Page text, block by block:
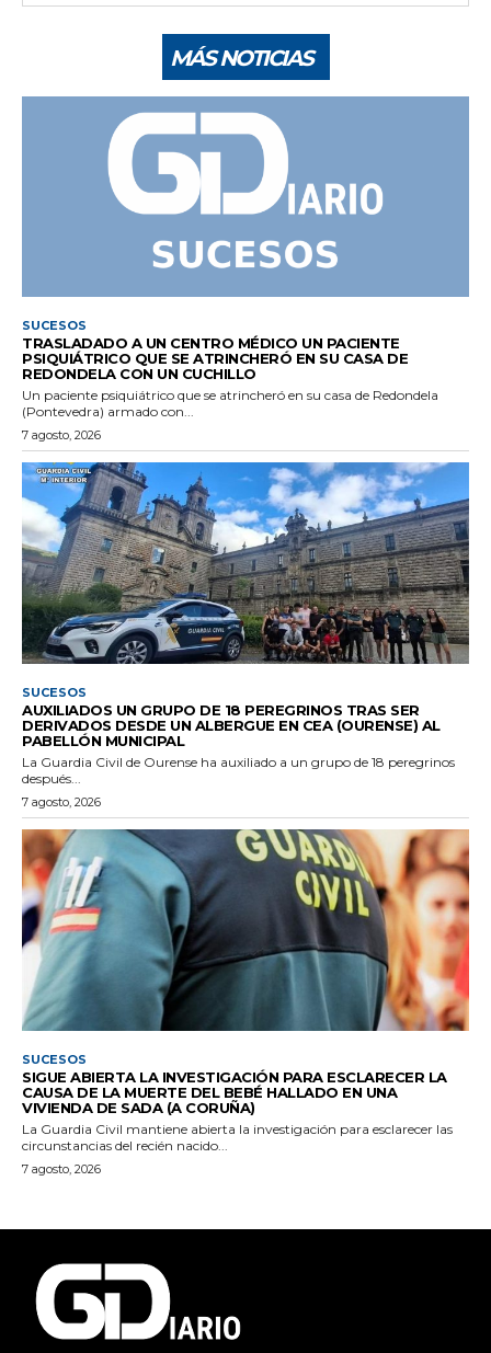
MÁS NOTICIAS
SUCESOS
TRASLADADO A UN CENTRO MÉDICO UN PACIENTE
PSIQUIÁTRICO QUE SE ATRINCHERÓ EN SU CASA DE
REDONDELA CON UN CUCHILLO
Un paciente psiquiátrico que se atrincheró en su casa de Redondela
(Pontevedra) armado con...
7 agosto, 2026
SUCESOS
AUXILIADOS UN GRUPO DE 18 PEREGRINOS TRAS SER
DERIVADOS DESDE UN ALBERGUE EN CEA (OURENSE) AL
PABELLÓN MUNICIPAL
La Guardia Civil de Ourense ha auxiliado a un grupo de 18 peregrinos
después...
7 agosto, 2026
SUCESOS
SIGUE ABIERTA LA INVESTIGACIÓN PARA ESCLARECER LA
CAUSA DE LA MUERTE DEL BEBÉ HALLADO EN UNA
VIVIENDA DE SADA (A CORUÑA)
La Guardia Civil mantiene abierta la investigación para esclarecer las
circunstancias del recién nacido...
7 agosto, 2026